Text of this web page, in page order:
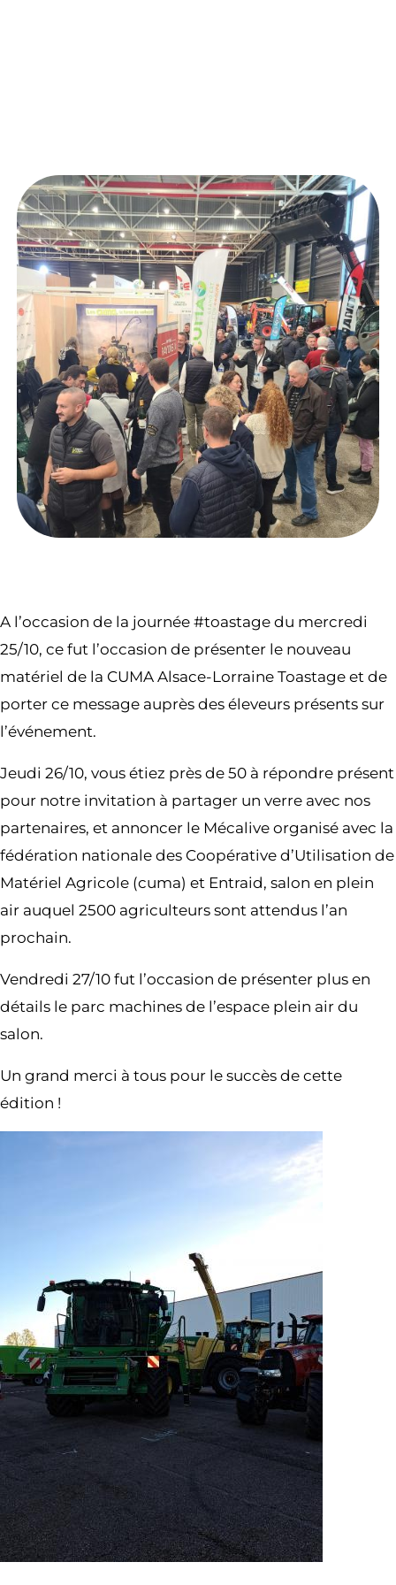
A l’occasion de la journée #toastage du mercredi
25/10, ce fut l’occasion de présenter le nouveau
matériel de la CUMA Alsace-Lorraine Toastage et de
porter ce message auprès des éleveurs présents sur
l’événement.
Jeudi 26/10, vous étiez près de 50 à répondre présent
pour notre invitation à partager un verre avec nos
partenaires, et annoncer le Mécalive organisé avec la
fédération nationale des Coopérative d’Utilisation de
Matériel Agricole (cuma) et Entraid, salon en plein
air auquel 2500 agriculteurs sont attendus l’an
prochain.
Vendredi 27/10 fut l’occasion de présenter plus en
détails le parc machines de l’espace plein air du
salon.
Un grand merci à tous pour le succès de cette
édition !